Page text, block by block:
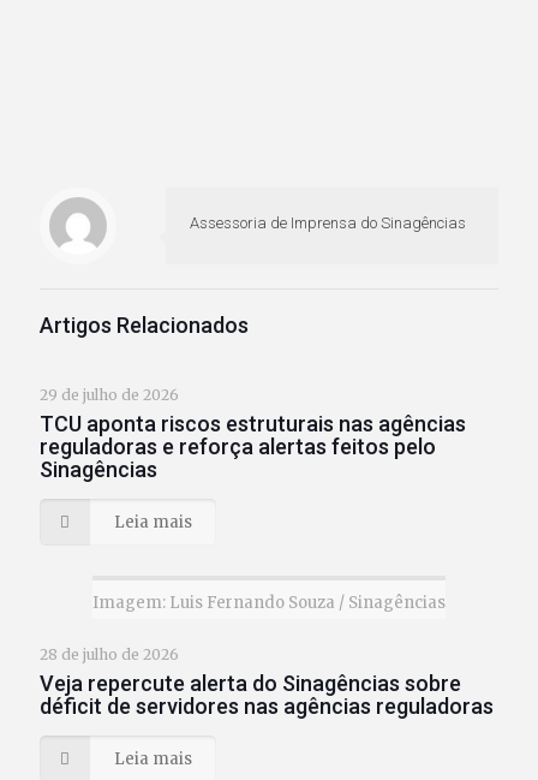
Assessoria de Imprensa do Sinagências
Artigos Relacionados
29 de julho de 2026
TCU aponta riscos estruturais nas agências
reguladoras e reforça alertas feitos pelo
Sinagências
Leia mais
Imagem: Luis Fernando Souza / Sinagências
28 de julho de 2026
Veja repercute alerta do Sinagências sobre
déficit de servidores nas agências reguladoras
Leia mais